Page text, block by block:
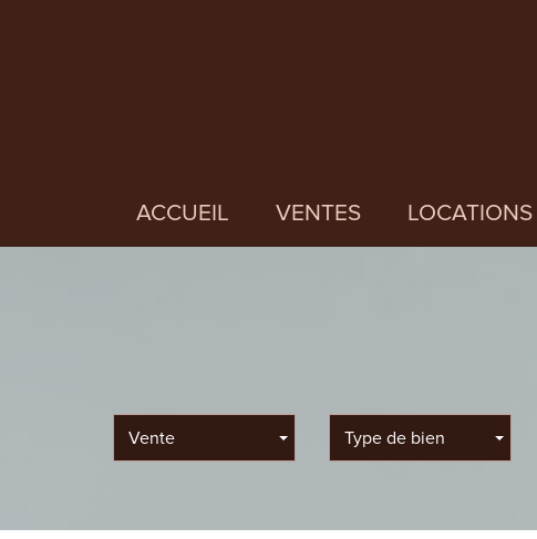
ACCUEIL VENTES LOCATIONS
Vente Type de bien